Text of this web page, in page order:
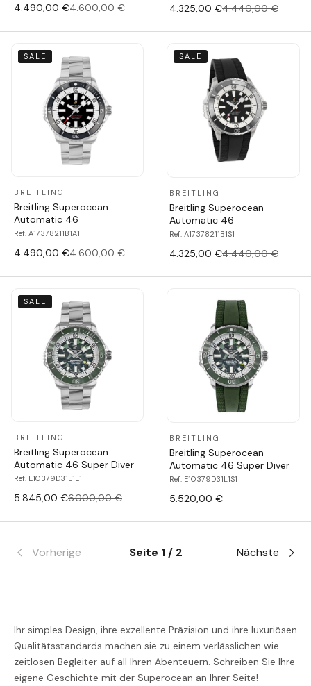
4.490,00 €4.600,00 € 4.325,00 €4.440,00 €
SALE
BREITLING
Breitling Superocean
Automatic 46
Ref. A17378211B1A1
4.490,00 €4.600,00 €
SALE
BREITLING
Breitling Superocean
Automatic 46
Ref. A17378211B1S1
4.325,00 €4.440,00 €
SALE
BREITLING
Breitling Superocean
Automatic 46 Super Diver
Ref. E10379D31L1E1
5.845,00 €6.000,00 €
BREITLING
Breitling Superocean
Automatic 46 Super Diver
Ref. E10379D31L1S1
5.520,00 €
Vorherige Seite 1 / 2 Nächste
Ihr simples Design, ihre exzellente Präzision und ihre luxuriösen
Qualitätsstandards machen sie zu einem verlässlichen wie
zeitlosen Begleiter auf all Ihren Abenteuern. Schreiben Sie Ihre
eigene Geschichte mit der Superocean an Ihrer Seite!